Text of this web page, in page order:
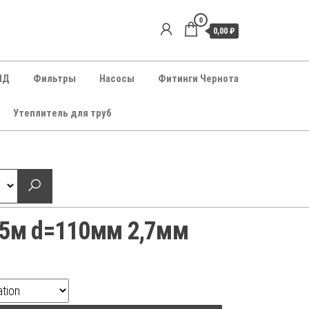
0
0,00 ₽
Фильтры Насосы Фитинги Чернота
Утеплитель для труб
d=110мм 2,7мм